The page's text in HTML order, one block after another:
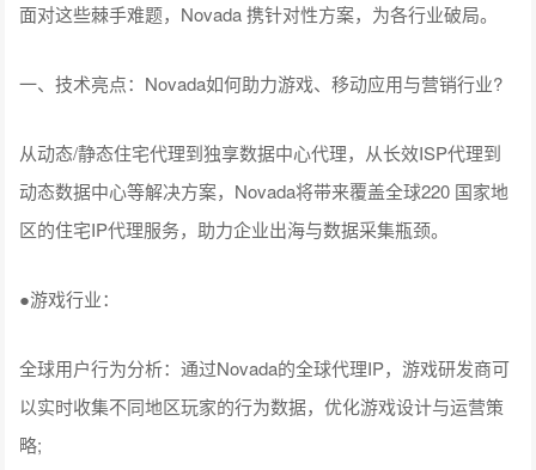
面对这些棘手难题，Novada 携针对性方案，为各行业破局。
一、技术亮点：Novada如何助力游戏、移动应用与营销行业?
从动态/静态住宅代理到独享数据中心代理，从长效ISP代理到
动态数据中心等解决方案，Novada将带来覆盖全球220 国家地
区的住宅IP代理服务，助力企业出海与数据采集瓶颈。
●游戏行业：
全球用户行为分析：通过Novada的全球代理IP，游戏研发商可
以实时收集不同地区玩家的行为数据，优化游戏设计与运营策
略;